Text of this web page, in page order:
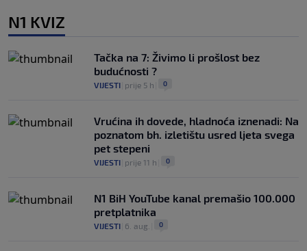
N1 KVIZ
Tačka na 7: Živimo li prošlost bez
budućnosti ?
VIJESTI prije 5 h 0
Vrućina ih dovede, hladnoća iznenadi: Na
poznatom bh. izletištu usred ljeta svega
pet stepeni
VIJESTI prije 11 h 0
N1 BiH YouTube kanal premašio 100.000
pretplatnika
VIJESTI 6. aug. 0